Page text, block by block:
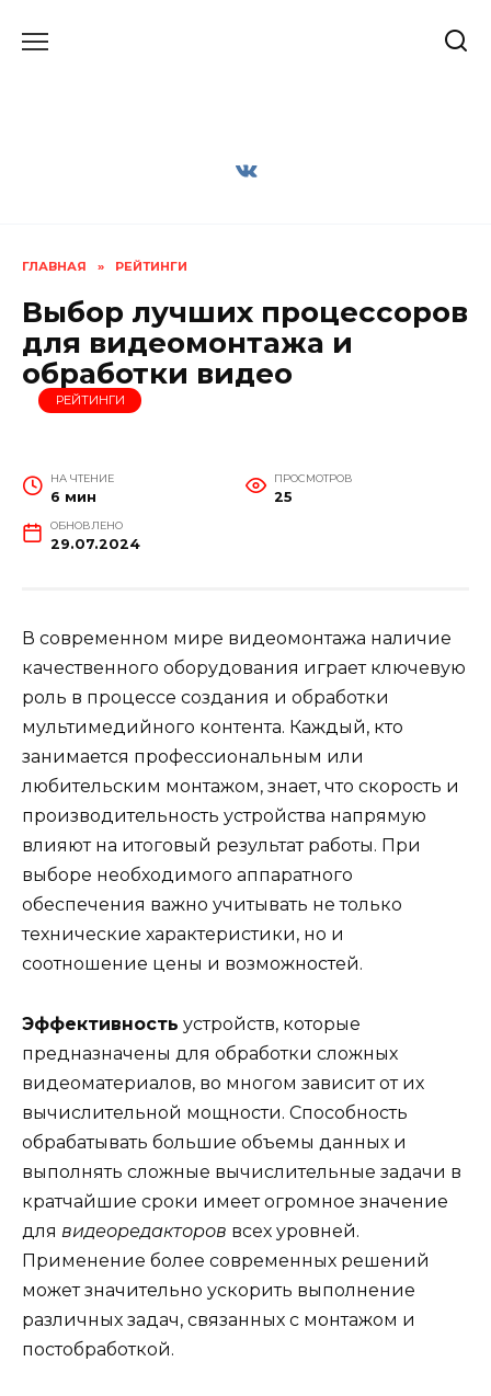
ГЛАВНАЯ » РЕЙТИНГИ
Выбор лучших процессоров
для видеомонтажа и
обработки видео
РЕЙТИНГИ
НА ЧТЕНИЕ
6 мин
ПРОСМОТРОВ
25
ОБНОВЛЕНО
29.07.2024
В современном мире видеомонтажа наличие
качественного оборудования играет ключевую
роль в процессе создания и обработки
мультимедийного контента. Каждый, кто
занимается профессиональным или
любительским монтажом, знает, что скорость и
производительность устройства напрямую
влияют на итоговый результат работы. При
выборе необходимого аппаратного
обеспечения важно учитывать не только
технические характеристики, но и
соотношение цены и возможностей.
Эффективность устройств, которые
предназначены для обработки сложных
видеоматериалов, во многом зависит от их
вычислительной мощности. Способность
обрабатывать большие объемы данных и
выполнять сложные вычислительные задачи в
кратчайшие сроки имеет огромное значение
для видеоредакторов всех уровней.
Применение более современных решений
может значительно ускорить выполнение
различных задач, связанных с монтажом и
постобработкой.